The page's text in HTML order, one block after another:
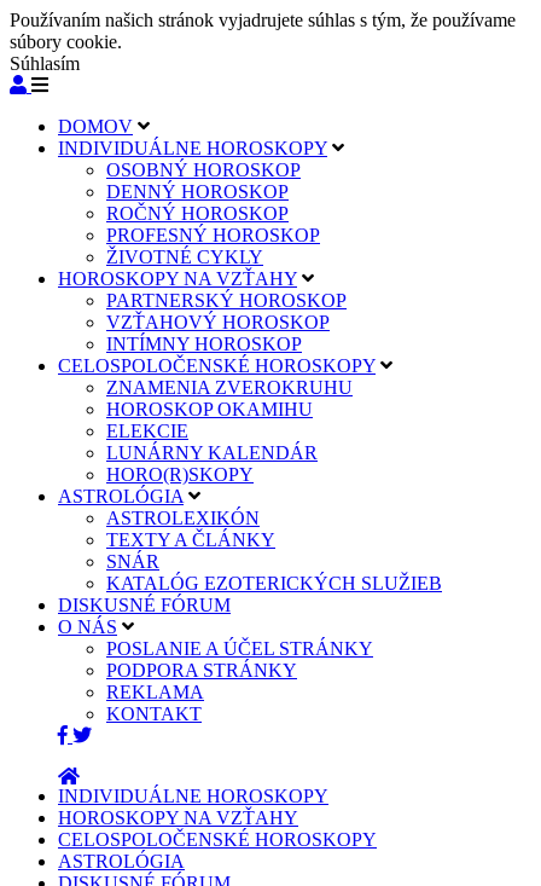
Používaním našich stránok vyjadrujete súhlas s tým, že používame
súbory cookie.
Súhlasím
DOMOV
INDIVIDUÁLNE HOROSKOPY
OSOBNÝ HOROSKOP
DENNÝ HOROSKOP
ROČNÝ HOROSKOP
PROFESNÝ HOROSKOP
ŽIVOTNÉ CYKLY
HOROSKOPY NA VZŤAHY
PARTNERSKÝ HOROSKOP
VZŤAHOVÝ HOROSKOP
INTÍMNY HOROSKOP
CELOSPOLOČENSKÉ HOROSKOPY
ZNAMENIA ZVEROKRUHU
HOROSKOP OKAMIHU
ELEKCIE
LUNÁRNY KALENDÁR
HORO(R)SKOPY
ASTROLÓGIA
ASTROLEXIKÓN
TEXTY A ČLÁNKY
SNÁR
KATALÓG EZOTERICKÝCH SLUŽIEB
DISKUSNÉ FÓRUM
O NÁS
POSLANIE A ÚČEL STRÁNKY
PODPORA STRÁNKY
REKLAMA
KONTAKT
INDIVIDUÁLNE HOROSKOPY
HOROSKOPY NA VZŤAHY
CELOSPOLOČENSKÉ HOROSKOPY
ASTROLÓGIA